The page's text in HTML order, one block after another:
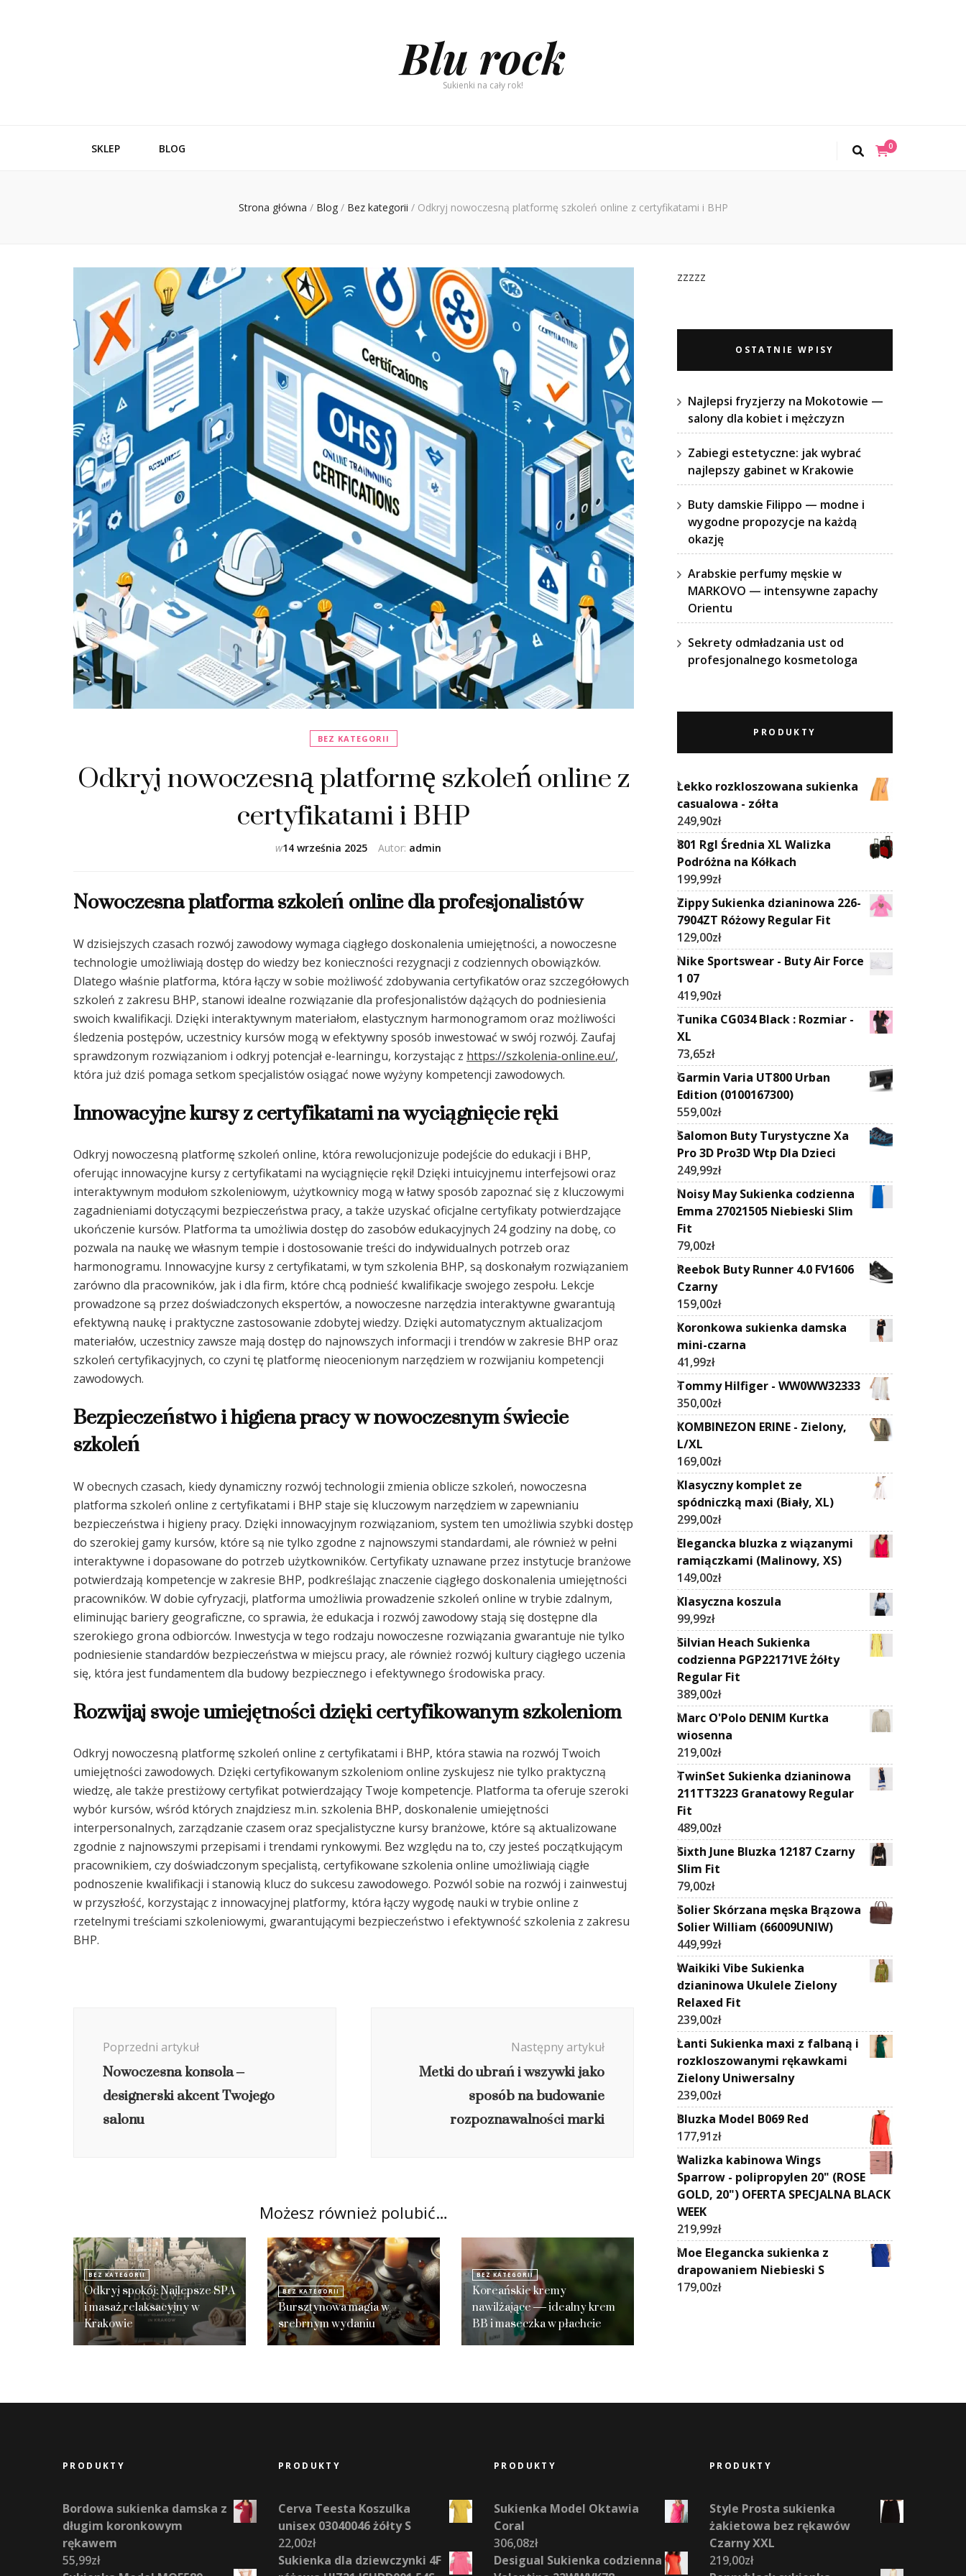
Blu rock
Sukienki na cały rok!
SKLEP BLOG 0
Strona główna / Blog / Bez kategorii / Odkryj nowoczesną platformę szkoleń online z certyfikatami i BHP
BEZ KATEGORII
Odkryj nowoczesną platformę szkoleń online z
certyfikatami i BHP
Autor: admin
w14 września 2025
Nowoczesna platforma szkoleń online dla profesjonalistów
W dzisiejszych czasach rozwój zawodowy wymaga ciągłego doskonalenia umiejętności, a nowoczesne
technologie umożliwiają dostęp do wiedzy bez konieczności rezygnacji z codziennych obowiązków.
Dlatego właśnie platforma, która łączy w sobie możliwość zdobywania certyfikatów oraz szczegółowych
szkoleń z zakresu BHP, stanowi idealne rozwiązanie dla profesjonalistów dążących do podniesienia
swoich kwalifikacji. Dzięki interaktywnym materiałom, elastycznym harmonogramom oraz możliwości
śledzenia postępów, uczestnicy kursów mogą w efektywny sposób inwestować w swój rozwój. Zaufaj
sprawdzonym rozwiązaniom i odkryj potencjał e-learningu, korzystając z https://szkolenia-online.eu/,
która już dziś pomaga setkom specjalistów osiągać nowe wyżyny kompetencji zawodowych.
Innowacyjne kursy z certyfikatami na wyciągnięcie ręki
Odkryj nowoczesną platformę szkoleń online, która rewolucjonizuje podejście do edukacji i BHP,
oferując innowacyjne kursy z certyfikatami na wyciągnięcie ręki! Dzięki intuicyjnemu interfejsowi oraz
interaktywnym modułom szkoleniowym, użytkownicy mogą w łatwy sposób zapoznać się z kluczowymi
zagadnieniami dotyczącymi bezpieczeństwa pracy, a także uzyskać oficjalne certyfikaty potwierdzające
ukończenie kursów. Platforma ta umożliwia dostęp do zasobów edukacyjnych 24 godziny na dobę, co
pozwala na naukę we własnym tempie i dostosowanie treści do indywidualnych potrzeb oraz
harmonogramu. Innowacyjne kursy z certyfikatami, w tym szkolenia BHP, są doskonałym rozwiązaniem
zarówno dla pracowników, jak i dla firm, które chcą podnieść kwalifikacje swojego zespołu. Lekcje
prowadzone są przez doświadczonych ekspertów, a nowoczesne narzędzia interaktywne gwarantują
efektywną naukę i praktyczne zastosowanie zdobytej wiedzy. Dzięki automatycznym aktualizacjom
materiałów, uczestnicy zawsze mają dostęp do najnowszych informacji i trendów w zakresie BHP oraz
szkoleń certyfikacyjnych, co czyni tę platformę nieocenionym narzędziem w rozwijaniu kompetencji
zawodowych.
Bezpieczeństwo i higiena pracy w nowoczesnym świecie
szkoleń
W obecnych czasach, kiedy dynamiczny rozwój technologii zmienia oblicze szkoleń, nowoczesna
platforma szkoleń online z certyfikatami i BHP staje się kluczowym narzędziem w zapewnianiu
bezpieczeństwa i higieny pracy. Dzięki innowacyjnym rozwiązaniom, system ten umożliwia szybki dostęp
do szerokiej gamy kursów, które są nie tylko zgodne z najnowszymi standardami, ale również w pełni
interaktywne i dopasowane do potrzeb użytkowników. Certyfikaty uznawane przez instytucje branżowe
potwierdzają kompetencje w zakresie BHP, podkreślając znaczenie ciągłego doskonalenia umiejętności
pracowników. W dobie cyfryzacji, platforma umożliwia prowadzenie szkoleń online w trybie zdalnym,
eliminując bariery geograficzne, co sprawia, że edukacja i rozwój zawodowy stają się dostępne dla
szerokiego grona odbiorców. Inwestycja w tego rodzaju nowoczesne rozwiązania gwarantuje nie tylko
podniesienie standardów bezpieczeństwa w miejscu pracy, ale również rozwój kultury ciągłego uczenia
się, która jest fundamentem dla budowy bezpiecznego i efektywnego środowiska pracy.
Rozwijaj swoje umiejętności dzięki certyfikowanym szkoleniom
Odkryj nowoczesną platformę szkoleń online z certyfikatami i BHP, która stawia na rozwój Twoich
umiejętności zawodowych. Dzięki certyfikowanym szkoleniom online zyskujesz nie tylko praktyczną
wiedzę, ale także prestiżowy certyfikat potwierdzający Twoje kompetencje. Platforma ta oferuje szeroki
wybór kursów, wśród których znajdziesz m.in. szkolenia BHP, doskonalenie umiejętności
interpersonalnych, zarządzanie czasem oraz specjalistyczne kursy branżowe, które są aktualizowane
zgodnie z najnowszymi przepisami i trendami rynkowymi. Bez względu na to, czy jesteś początkującym
pracownikiem, czy doświadczonym specjalistą, certyfikowane szkolenia online umożliwiają ciągłe
podnoszenie kwalifikacji i stanowią klucz do sukcesu zawodowego. Pozwól sobie na rozwój i zainwestuj
w przyszłość, korzystając z innowacyjnej platformy, która łączy wygodę nauki w trybie online z
rzetelnymi treściami szkoleniowymi, gwarantującymi bezpieczeństwo i efektywność szkolenia z zakresu
BHP.
Poprzedni artykuł
Nowoczesna konsola –
designerski akcent Twojego
salonu
Następny artykuł
Metki do ubrań i wszywki jako
sposób na budowanie
rozpoznawalności marki
Możesz również polubić…
BEZ KATEGORII
Odkryj spokój: Najlepsze SPA
i masaż relaksacyjny w
Krakowie
BEZ KATEGORII
Bursztynowa magia w
srebrnym wydaniu
BEZ KATEGORII
Koreańskie kremy
nawilżające — idealny krem
BB i maseczka w płachcie
zzzzz
OSTATNIE WPISY
Najlepsi fryzjerzy na Mokotowie —
salony dla kobiet i mężczyzn
Zabiegi estetyczne: jak wybrać
najlepszy gabinet w Krakowie
Buty damskie Filippo — modne i
wygodne propozycje na każdą
okazję
Arabskie perfumy męskie w
MARKOVO — intensywne zapachy
Orientu
Sekrety odmładzania ust od
profesjonalnego kosmetologa
PRODUKTY
Lekko rozkloszowana sukienka
casualowa - zółta
249,90zł
801 Rgl Średnia XL Walizka
Podróżna na Kółkach
199,99zł
Zippy Sukienka dzianinowa 226-
7904ZT Różowy Regular Fit
129,00zł
Nike Sportswear - Buty Air Force
1 07
419,90zł
Tunika CG034 Black : Rozmiar -
XL
73,65zł
Garmin Varia UT800 Urban
Edition (0100167300)
559,00zł
Salomon Buty Turystyczne Xa
Pro 3D Pro3D Wtp Dla Dzieci
249,99zł
Noisy May Sukienka codzienna
Emma 27021505 Niebieski Slim
Fit
79,00zł
Reebok Buty Runner 4.0 FV1606
Czarny
159,00zł
Koronkowa sukienka damska
mini-czarna
41,99zł
Tommy Hilfiger - WW0WW32333
350,00zł
KOMBINEZON ERINE - Zielony,
L/XL
169,00zł
Klasyczny komplet ze
spódniczką maxi (Biały, XL)
299,00zł
Elegancka bluzka z wiązanymi
ramiączkami (Malinowy, XS)
149,00zł
Klasyczna koszula
99,99zł
Silvian Heach Sukienka
codzienna PGP22171VE Żółty
Regular Fit
389,00zł
Marc O'Polo DENIM Kurtka
wiosenna
219,00zł
TwinSet Sukienka dzianinowa
211TT3223 Granatowy Regular
Fit
489,00zł
Sixth June Bluzka 12187 Czarny
Slim Fit
79,00zł
Solier Skórzana męska Brązowa
Solier William (66009UNIW)
449,99zł
Waikiki Vibe Sukienka
dzianinowa Ukulele Zielony
Relaxed Fit
239,00zł
Lanti Sukienka maxi z falbaną i
rozkloszowanymi rękawkami
Zielony Uniwersalny
239,00zł
Bluzka Model B069 Red
177,91zł
Walizka kabinowa Wings
Sparrow - polipropylen 20" (ROSE
GOLD, 20") OFERTA SPECJALNA BLACK
WEEK
219,99zł
Moe Elegancka sukienka z
drapowaniem Niebieski S
179,00zł
PRODUKTY
Bordowa sukienka damska z
długim koronkowym
rękawem
55,99zł
PRODUKTY
Cerva Teesta Koszulka
unisex 03040046 żółty S
22,00zł
Sukienka dla dziewczynki 4F
PRODUKTY
Sukienka Model Oktawia
Coral
306,08zł
Desigual Sukienka codzienna
PRODUKTY
Style Prosta sukienka
żakietowa bez rękawów
Czarny XXL
219,00zł